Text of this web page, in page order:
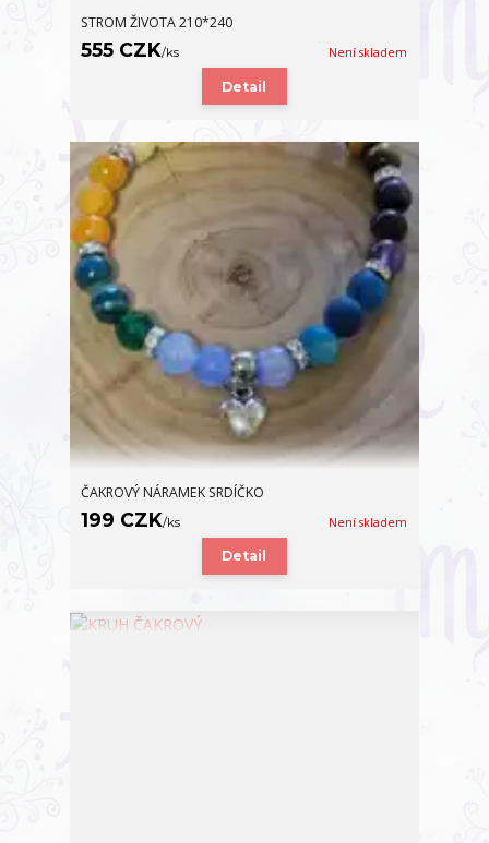
STROM ŽIVOTA 210*240
555 CZK/ks Není skladem
Detail
ČAKROVÝ NÁRAMEK SRDÍČKO
199 CZK/ks Není skladem
Detail